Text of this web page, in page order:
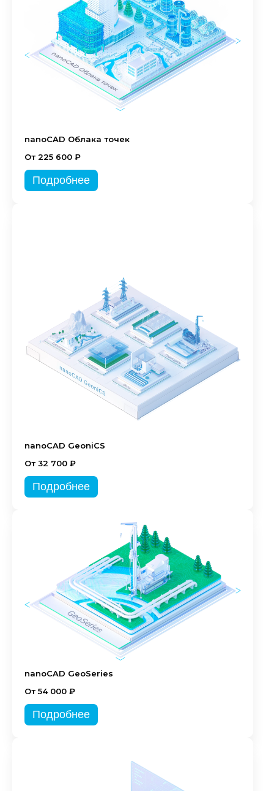
nanoCAD Облака точек
От 225 600 ₽
Подробнее
nanoCAD GeoniCS
От 32 700 ₽
Подробнее
nanoCAD GeoSeries
От 54 000 ₽
Подробнее